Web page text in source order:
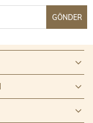
GÖNDER